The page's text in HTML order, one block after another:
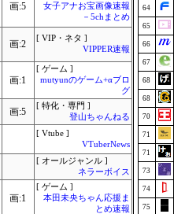
画:5
女子アナお宝画像速報
－5chまとめ
画:2
[ VIP・ネタ ]
VIPPER速報
画:1
[ ゲーム ]
mutyunのゲーム+αブロ
グ
画:5
[ 特化・専門 ]
登山ちゃんねる
[ Vtube ]
VTuberNews
[ オールジャンル ]
ネラーボイス
画:1
[ ゲーム ]
本田未央ちゃん応援ま
とめ速報
64
65
66
67
68
68
70
71
71
73
74
75